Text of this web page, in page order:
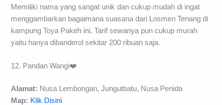
Memiliki nama yang sangat unik dan cukup mudah di ingat
menggambarkan bagaimana suasana dari Losmen Tenang di
kampung Toya Pakeh ini. Tarif sewanya pun cukup murah
yaitu hanya dibanderol sekitar 200 ribuan saja.
12. Pandan Wangi❤️
Alamat: Nusa Lembongan, Jungutbatu, Nusa Penida
Map: Klik Disini